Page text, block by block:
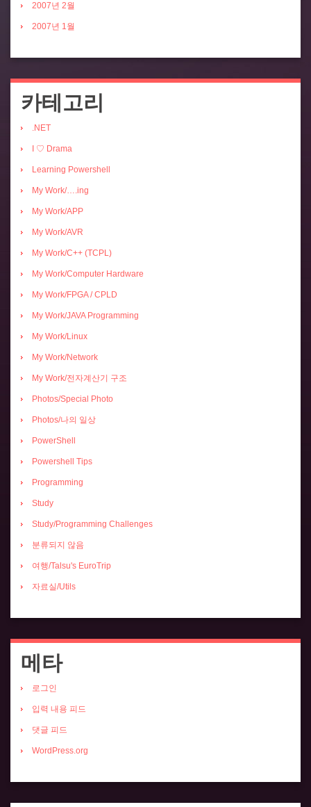
2007년 2월
2007년 1월
카테고리
.NET
I ♡ Drama
Learning Powershell
My Work/….ing
My Work/APP
My Work/AVR
My Work/C++ (TCPL)
My Work/Computer Hardware
My Work/FPGA / CPLD
My Work/JAVA Programming
My Work/Linux
My Work/Network
My Work/전자계산기 구조
Photos/Special Photo
Photos/나의 일상
PowerShell
Powershell Tips
Programming
Study
Study/Programming Challenges
분류되지 않음
여행/Talsu's EuroTrip
자료실/Utils
메타
로그인
입력 내용 피드
댓글 피드
WordPress.org